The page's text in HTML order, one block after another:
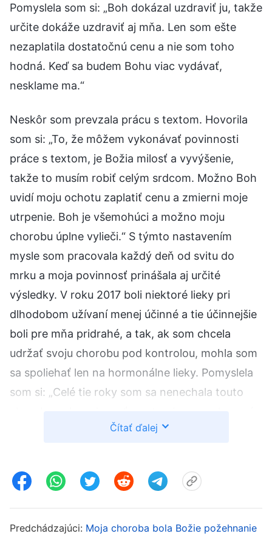
Pomyslela som si: „Boh dokázal uzdraviť ju, takže
určite dokáže uzdraviť aj mňa. Len som ešte
nezaplatila dostatočnú cenu a nie som toho
hodná. Keď sa budem Bohu viac vydávať,
nesklame ma.“
Neskôr som prevzala prácu s textom. Hovorila
som si: „To, že môžem vykonávať povinnosti
práce s textom, je Božia milosť a vyvýšenie,
takže to musím robiť celým srdcom. Možno Boh
uvidí moju ochotu zaplatiť cenu a zmierni moje
utrpenie. Boh je všemohúci a možno moju
chorobu úplne vylieči.“ S týmto nastavením
mysle som pracovala každý deň od svitu do
mrku a moja povinnosť prinášala aj určité
výsledky. V roku 2017 boli niektoré lieky pri
dlhodobom užívaní menej účinné a tie účinnejšie
boli pre mňa pridrahé, a tak, ak som chcela
udržať svoju chorobu pod kontrolou, mohla som
sa spoliehať len na hormonálne lieky. Pomyslela
som si: „Celé tie roky som sa nenechala touto
svojej povinnosti. Možno Boh uvidí, ako sa Mu
Potom budem môcť konať svoju povinnosť ako
normálny človek. No nebolo by to úžasné!“
Práve keď som o tom snívala, moja choroba sa
nielenže nezlepšila, ale zhoršila sa. Keďže som
Čítať ďalej
Predchádzajúci: Moja choroba bola Božie požehnanie